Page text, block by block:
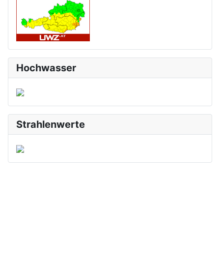
Hochwasser
Strahlenwerte